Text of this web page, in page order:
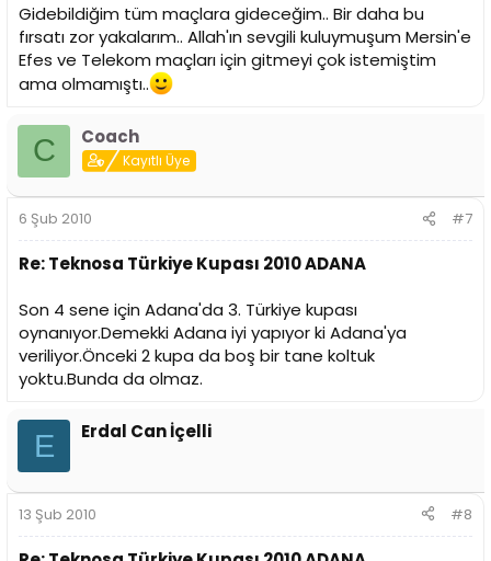
Gidebildiğim tüm maçlara gideceğim.. Bir daha bu
fırsatı zor yakalarım.. Allah'ın sevgili kuluymuşum Mersin'e
Efes ve Telekom maçları için gitmeyi çok istemiştim
ama olmamıştı..
C Coach
Kayıtlı Üye
6 Şub 2010 #7
Re: Teknosa Türkiye Kupası 2010 ADANA
Son 4 sene için Adana'da 3. Türkiye kupası
oynanıyor.Demekki Adana iyi yapıyor ki Adana'ya
veriliyor.Önceki 2 kupa da boş bir tane koltuk
yoktu.Bunda da olmaz.
E Erdal Can İçelli
13 Şub 2010 #8